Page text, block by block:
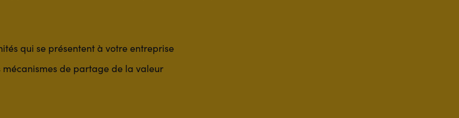
qui se présentent à votre entreprise
de partage de la valeur